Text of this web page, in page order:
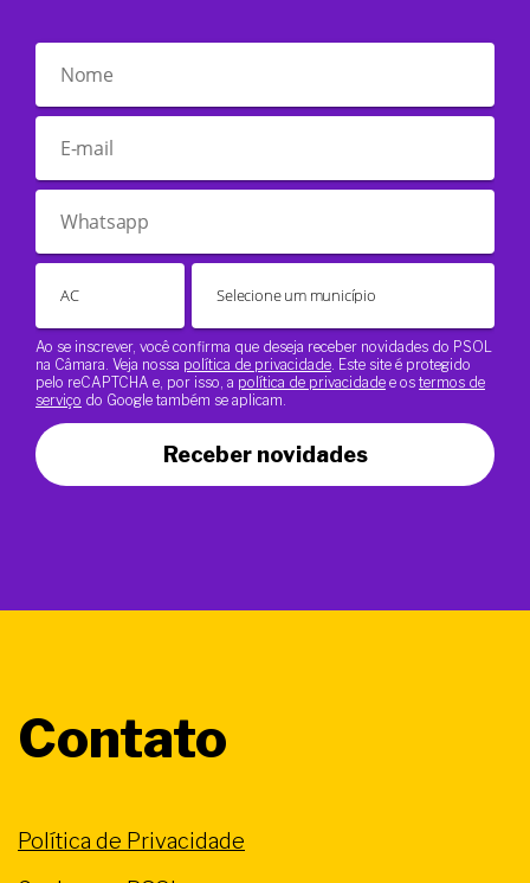
Ao se inscrever, você confirma que deseja receber novidades do PSOL
na Câmara. Veja nossa política de privacidade . Este site é protegido
pelo reCAPTCHA e, por isso, a política de privacidade e os termos de
serviço do Google também se aplicam.
Receber novidades
Contato
Política de Privacidade